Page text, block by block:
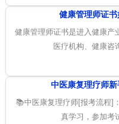
健康管理师证书
健康管理师证书是进入健康产
医疗机构、健康咨
中医康复理疗师新
📚中医康复理疗师[报考流程]
真学习，参加考